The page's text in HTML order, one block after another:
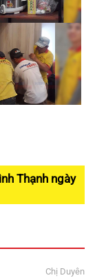
Thạnh ngày
Chị Duyên